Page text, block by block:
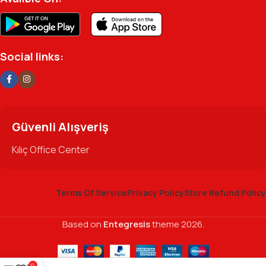
Social links:
Güvenli Alışveriş
Kılıç Office Center
Terms Of ServicePrivacy PolicyStore Refund Policy
Based on Entegresistheme2026.